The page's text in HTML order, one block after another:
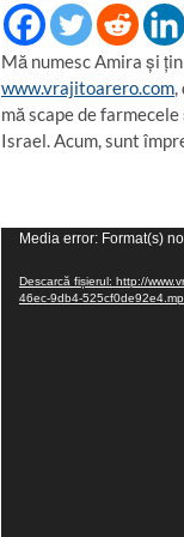
Mă numesc Amira şi
www.vrajitoarero.com,
mă scape de
Israel. Acum, sunt
Player
Media error: Format(s)
Descarcă fișierul: http://
46ec-9db4-